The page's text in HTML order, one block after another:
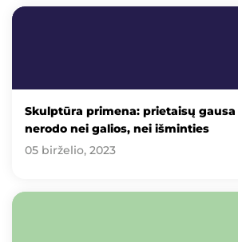
Skulptūra primena: prietaisų
nerodo nei galios, nei išminties
05 birželio, 2023